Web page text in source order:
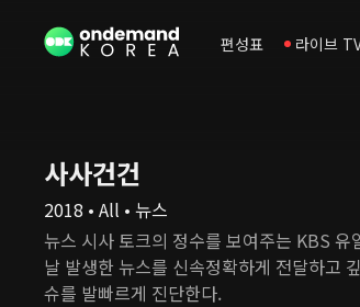
편성표 라이브
사사건건
2018 • All • 뉴스
뉴스 시사 토크의 정수를 보여주는 KBS
날 발생한 뉴스를 신속정확하게 전달하고
슈를 발빠르게 진단한다.